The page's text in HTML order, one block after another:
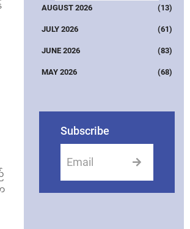
AUGUST 2026 (13)
JULY 2026 (61)
JUNE 2026 (83)
MAY 2026 (68)
Subscribe